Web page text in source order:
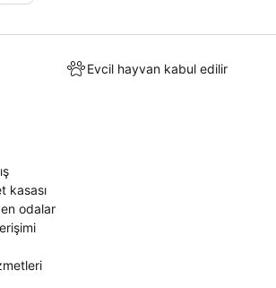
Evcil hayvan kabul edilir
kasası
odalar